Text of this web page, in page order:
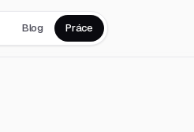
Blog Práce